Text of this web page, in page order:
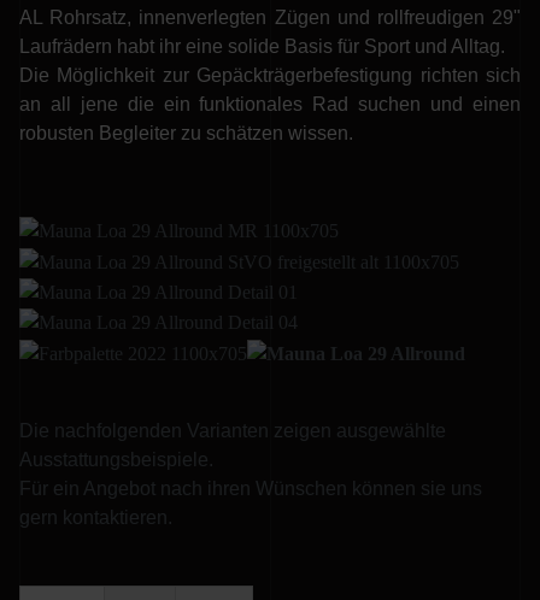
AL Rohrsatz, innenverlegten Zügen und rollfreudigen 29"
Laufrädern habt ihr eine solide Basis für Sport und Alltag.
Die Möglichkeit zur Gepäckträgerbefestigung richten sich
an all jene die ein funktionales Rad suchen und einen
robusten Begleiter zu schätzen wissen.
Die nachfolgenden Varianten zeigen ausgewählte
Ausstattungsbeispiele.
Für ein Angebot nach ihren Wünschen können sie uns
gern kontaktieren.